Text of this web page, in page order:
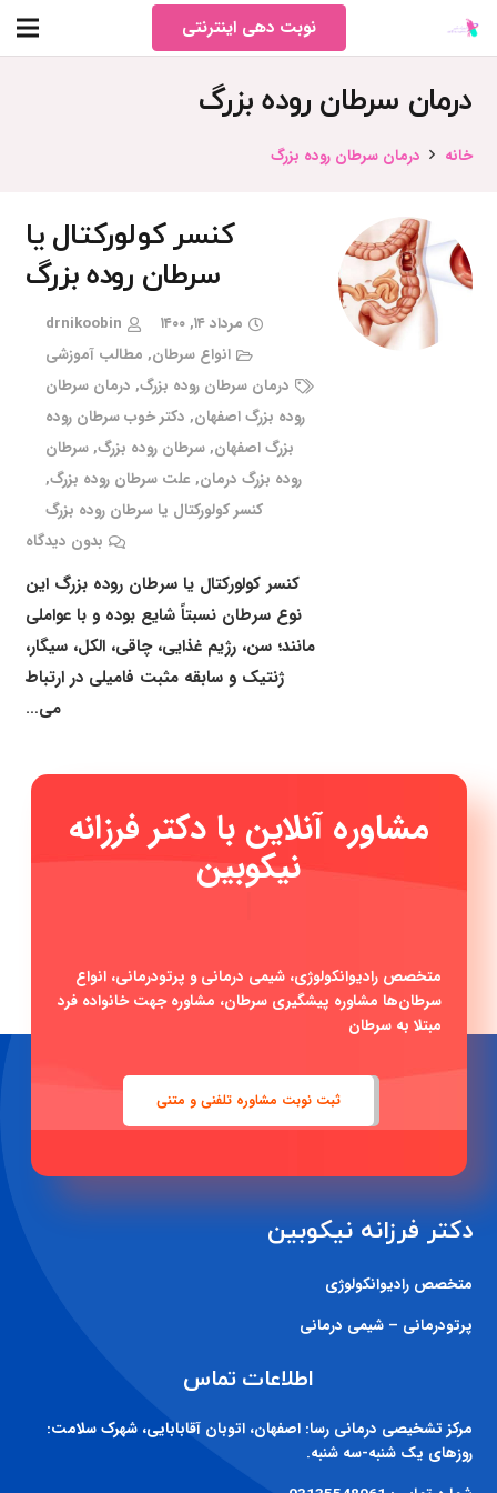
نوبت دهی اینترنتی
درمان سرطان روده بزرگ
خانه درمان سرطان روده بزرگ
کنسر کولورکتال یا
سرطان روده بزرگ
مرداد ۱۴, ۱۴۰۰
drnikoobin
انواع سرطان, مطالب آموزشی
درمان سرطان روده بزرگ, درمان سرطان
روده بزرگ اصفهان, دکتر خوب سرطان روده
بزرگ اصفهان,سرطان روده بزرگ,سرطان
روده بزرگ درمان, علت سرطان روده بزرگ,
کنسر کولورکتال یا سرطان روده بزرگ
بدون دیدگاه
کنسر کولورکتال یا سرطان روده بزرگ این
نوع سرطان نسبتاً شایع بوده و با عواملی
مانند؛ سن، رژیم غذایی، چاقی، الکل، سیگار،
ژنتیک و سابقه مثبت فامیلی در ارتباط
می…
مشاوره آنلاین با دکتر فرزانه
نیکوبین
متخصص رادیوانکولوژی، شیمی درمانی و پرتودرمانی، انواع
سرطان‌ها مشاوره پیشگیری سرطان، مشاوره جهت خانواده فرد
مبتلا به سرطان
ثبت نوبت مشاوره تلفنی و متنی
دکتر فرزانه نیکوبین
متخصص رادیوانکولوژی
پرتودرمانی – شیمی درمانی
اطلاعات تماس
مرکز تشخیصی درمانی رسا: اصفهان، اتوبان آقابابایی، شهرک سلامت:
روزهای یک شنبه-سه شنبه.